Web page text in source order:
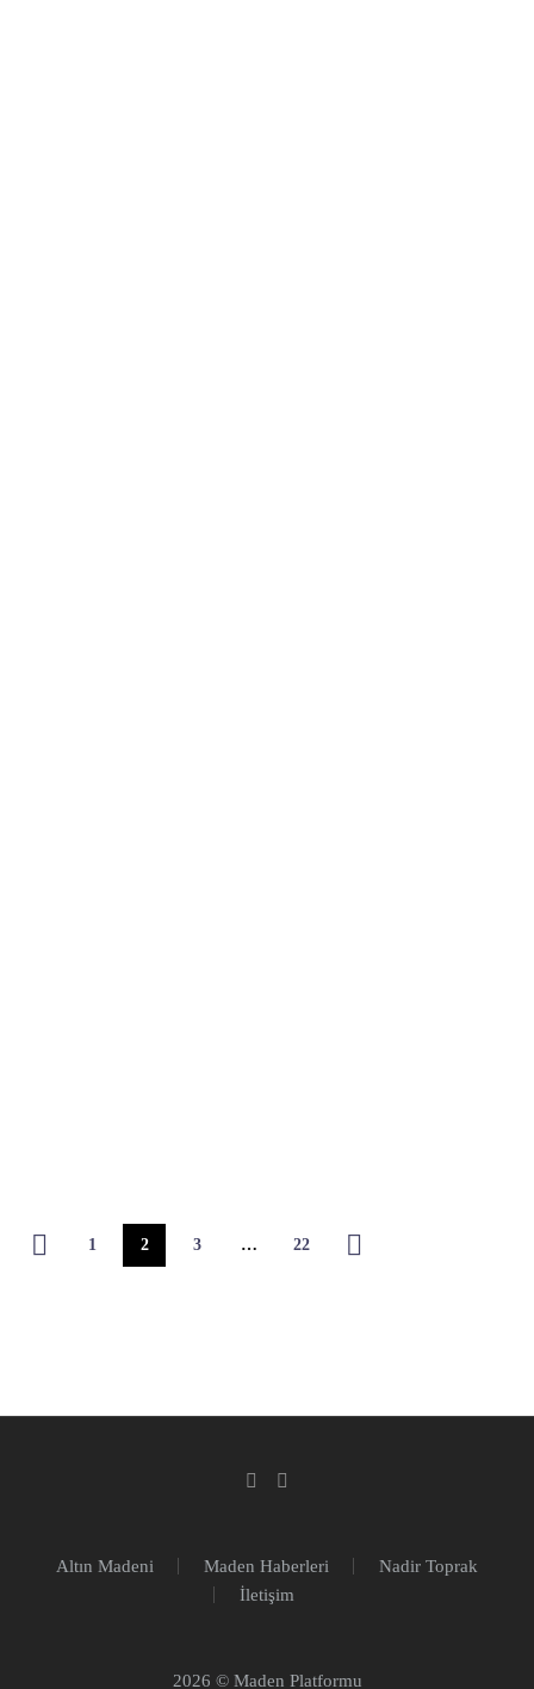
1 2 3 … 22
Altın Madeni Maden Haberleri
Nadir Toprak
İletişim
2026 © Maden Platformu